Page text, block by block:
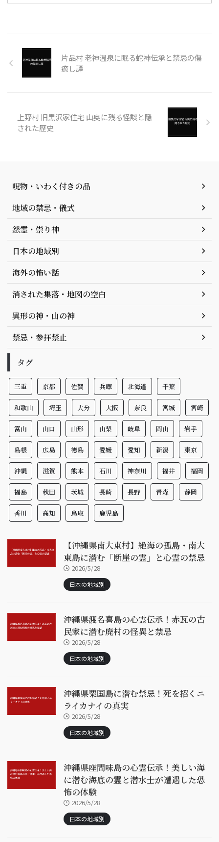
片品村 老神温泉に眠る蛇神伝承と禁忌の傷
癒し譚
上野村 旧黒沢家住宅 山奥に残る怪談と隠
された歴史
呪物・いわく付きの品
地域の禁忌・儀式
怨霊・祟り神
日本の地域別
海外の怖い話
消された集落・地図の空白
異形の神・山の神
禁忌・参拝禁止
タグ
三重 京都 佐賀 兵庫 北海道 千葉
和歌山 埼玉 大分 大阪 奈良 宮城 宮崎
富山 山口 山形 山梨 岐阜 岡山 岩手
島根 広島 徳島 愛媛 愛知 新潟 東京
沖縄 滋賀 熊本 石川 神奈川 福井 福岡
福島 秋田 茨城 長崎 長野 青森 静岡
香川 高知 鳥取 鹿児島
【沖縄県南大東村】絶海の孤島・南大
東島に潜む「断崖の霊」と心霊の禁忌
2026/5/28
日本の地域別
沖縄県渡名喜島の心霊伝承！赤瓦の古
民家に潜む廃村の怪異と禁忌
2026/5/28
日本の地域別
沖縄県粟国島に潜む禁忌！死を招くニ
ライカナイの真実
2026/5/28
日本の地域別
沖縄県座間味島の心霊伝承！美しい海
に潜む海底の霊と潜水士が遭遇した恐
怖の体験
2026/5/28
日本の地域別